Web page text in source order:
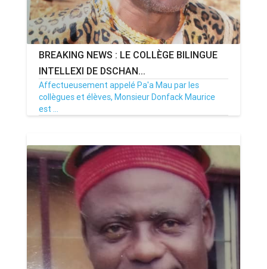
BREAKING NEWS : LE COLLÈGE BILINGUE
INTELLEXI DE DSCHAN...
Affectueusement appelé Pa'a Mau par les
collègues et élèves, Monsieur Donfack Maurice
est ...